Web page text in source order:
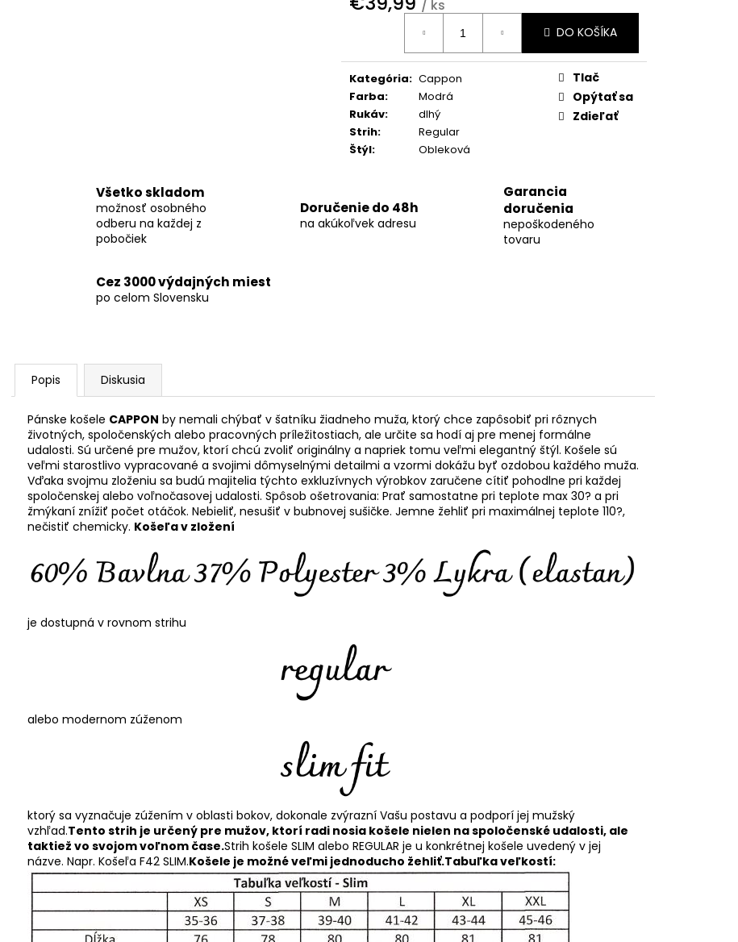
/ ks
Jednotková
DO KOŠÍKA
Kategória: Cappon
Farba:
Modrá
Rukáv:
dlhý
Strih:
Regular
Štýl: Obleková
Tlač
Opýtať sa
Zdieľať
Všetko skladom
možnosť osobného
odberu na každej z
pobočiek
Doručenie do 48h
na akúkoľvek adresu
Garancia
doručenia
nepoškodeného
tovaru
Cez 3000 výdajných miest
po celom Slovensku
Popis Diskusia
Pánske košele CAPPON by nemali chýbať v šatníku žiadneho muža, ktorý chce zapôsobiť pri rôznych
životných, spoločenských alebo pracovných príležitostiach, ale určite sa hodí aj pre menej formálne
udalosti. Sú určené pre mužov, ktorí chcú zvoliť originálny a napriek tomu veľmi elegantný štýl. Košele sú
veľmi starostlivo vypracované a svojimi dômyselnými detailmi a vzormi dokážu byť ozdobou každého muža.
Vďaka svojmu zloženiu sa budú majitelia týchto exkluzívnych výrobkov zaručene cítiť pohodlne pri každej
spoločenskej alebo voľnočasovej udalosti. Spôsob ošetrovania: Prať samostatne pri teplote max 30? a pri
žmýkaní znížiť počet otáčok. Nebieliť, nesušiť v bubnovej sušičke. Jemne žehliť pri maximálnej teplote 110?,
nečistiť chemicky. Košeľa v zložení
je dostupná v rovnom strihu
alebo modernom zúženom
ktorý sa vyznačuje zúžením v oblasti bokov, dokonale zvýrazní Vašu postavu a podporí jej mužský
vzhľad.Tento strih je určený pre mužov, ktorí radi nosia košele nielen na spoločenské udalosti, ale
taktiež vo svojom voľnom čase.Strih košele SLIM alebo REGULAR je u konkrétnej košele uvedený v jej
názve. Napr. Košeľa F42 SLIM.Košele je možné veľmi jednoducho žehliť.Tabuľka veľkostí:
KOŠEĽA K068-A03